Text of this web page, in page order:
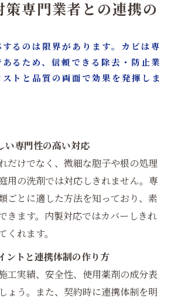
専門業者との連携の
るのは限界があります。カビは専
るため、信頼できる除去・防止業
トと品質の両面で効果を発揮しま
い専門性の高い対応
だけでなく、微細な胞子や根の処理
用の洗剤では対応しきれません。専
ごとに適した方法を知っており、素
きます。内製対応ではカバーしきれ
くれます。
ントと連携体制の作り方
工実績、安全性、使用薬剤の成分表
ょう。また、契約時に連携体制を明